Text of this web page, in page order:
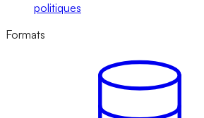
politiques
Formats